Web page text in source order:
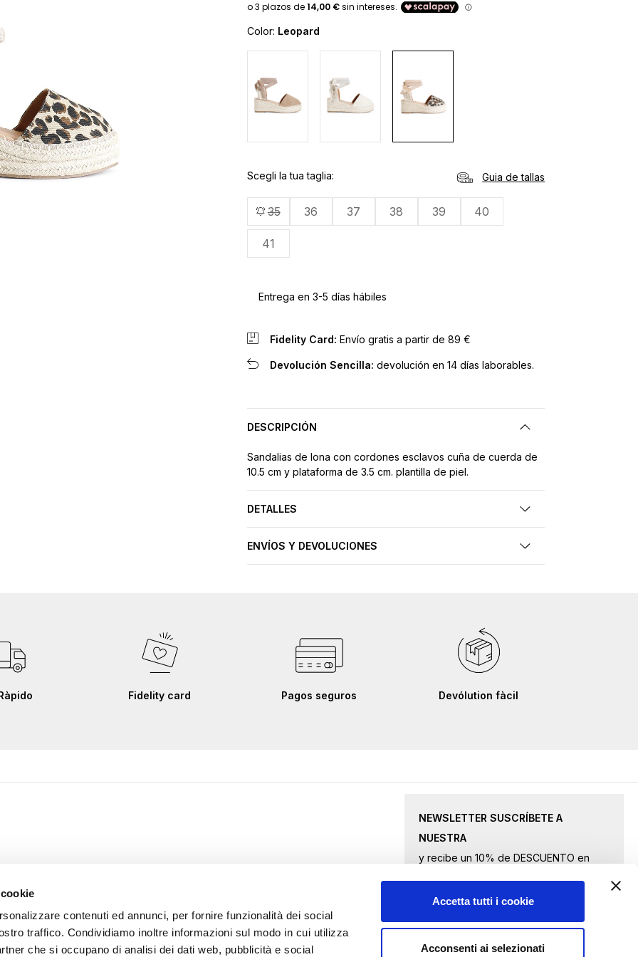
contenuti ed annunci, per fornire funzionalità dei social
traffico. Condividiamo inoltre informazioni sul modo in cui utilizza
che si occupano di analisi dei dati web, pubblicità e social
Accetta tutti i cookie
Acconsenti ai selezionati
Color: Leopard
Scegli la tua taglia
35 36 37 38 39 40
41
Guia de tallas
Entrega en 3-5 días hábiles
Fidelity Card: Envío gratis a partir de 89 €
Devolución Sencilla: devolución en 14 días laborables.
DESCRIPCIÓN
Sandalias de lona con cordones esclavos cuña de cuerda de
10.5 cm y plataforma de 3.5 cm. plantilla de piel.
DETALLES
ENVÍOS Y DEVOLUCIONES
Fidelity card Pagos seguros Devólution fàcil
NEWSLETTER SUSCRÍBETE A
NUESTRA
y recibe un 10% de DESCUENTO en
a
nuestro